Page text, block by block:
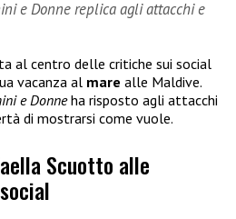
e Donne replica agli attacchi e
al centro delle critiche sui social
vacanza al mare alle Maldive.
e Donneha risposto agli attacchi
di mostrarsi come vuole.
Scuotto alle